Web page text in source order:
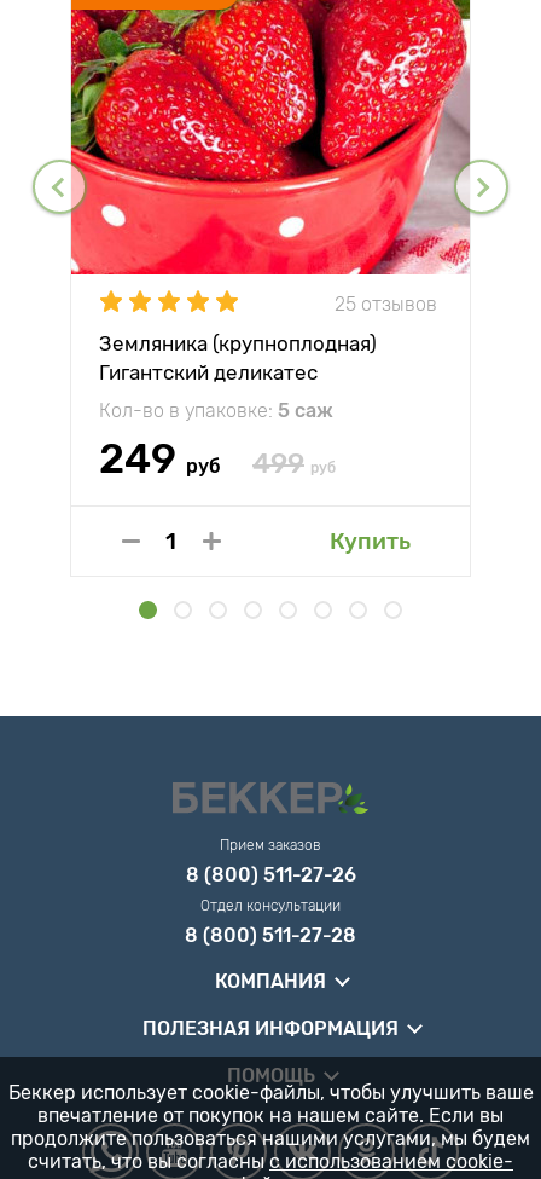
25 отзывов
Земляника (крупноплодная)
Гигантский деликатес
Кол-во в упаковке: 5 саж
249 руб 499 руб
Купить
Прием заказов
8 (800) 511-27-26
Отдел консультации
8 (800) 511-27-28
КОМПАНИЯ
ПОЛЕЗНАЯ ИНФОРМАЦИЯ
ПОМОЩЬ
Беккер использует cookie-файлы, чтобы улучшить ваше
впечатление от покупок на нашем сайте. Если вы
продолжите пользоваться нашими услугами, мы будем
считать, что вы согласны с использованием cookie-